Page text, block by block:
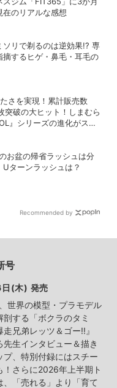
在のリアルな感想
ソリで剃るのは逆効果!? 専
摘するヒゲ・鼻毛・耳毛の
さを実現！累計販売数
突破の大ヒット！しまむら
』シリーズの進化がスゴ
お盆の帰省ラッシュは分
Uターンラッシュは？
Recommended by
号
(木) 発売
世界の模型・プラモデル
剖する「ボクラのタミ
兄弟レッツ＆ゴー!!』
先生インタビュー＆描き
プ、特別付録にはスチー
！さらに2026年上半期ト
、「売れる」より「育て